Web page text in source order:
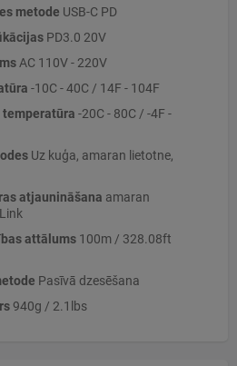
metode USB-C PD
PD3.0 20V
AC 110V - 220V
-10C - 40C / 14F - 104F
temperatūra -20C - 80C / -4F -
Uz kuģa, amaran lietotne,
atjaunināšana amaran
attālums100m / 328.08ft
Pasīvā dzesēšana
940g / 2.1lbs